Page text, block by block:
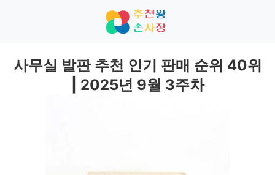
사무실 발판 추천 인기 판매 순위 40위
| 2025년 9월 3주차